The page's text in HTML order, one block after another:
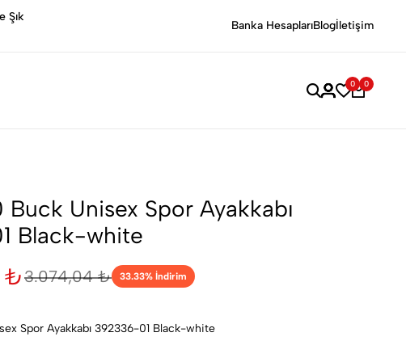
Sevdiklerinizi Şaşırtacak Özel Hediyelerle Anılara Değer Katın!
Banka HesaplarıBlogİletişim
0 0
Buck Unisex Spor Ayakkabı
Black-white
₺3.074,04 ₺ 33.33% İndirim
Spor Ayakkabı 392336-01 Black-white